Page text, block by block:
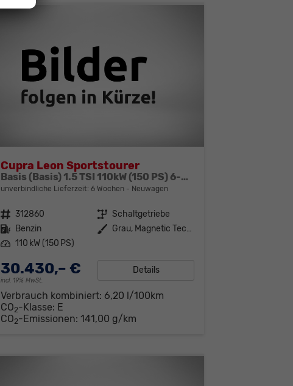
Cupra Leon Sportstourer
Basis (Basis) 1.5 TSI 110kW (150 PS) 6-Gang Schaltgetriebe
unverbindliche Lieferzeit: 6 Wochen Neuwagen
Fahrzeugnr. 312860 Getriebe Schaltgetriebe
Kraftstoff Benzin Außenfarbe
Grau, Magnetic Tech" (S7)"
Leistung 110 kW (150 PS)
30.430,– €
incl. 19% MwSt.
Details
Verbrauch kombiniert: 6,20 l/100km
CO2-Klasse: E
CO2-Emissionen:141,00 g/km